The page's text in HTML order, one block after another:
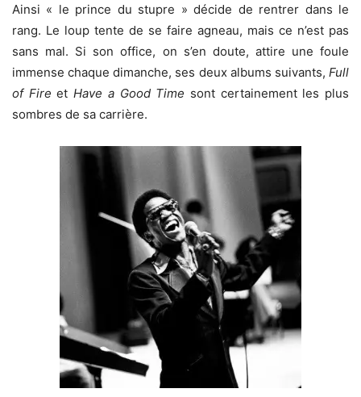
Ainsi « le prince du stupre » décide de rentrer dans le
rang. Le loup tente de se faire agneau, mais ce n’est pas
sans mal. Si son office, on s’en doute, attire une foule
immense chaque dimanche, ses deux albums suivants, Full
of Fire etHave a Good Time sont certainement les plus
sombres de sa carrière.